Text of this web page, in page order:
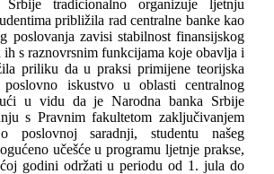
Srbije tradicionalno organizuje ljetnju
približila rad centralne banke kao
poslovanja zavisi stabilnost finansijskog
ih s raznovrsnim funkcijama koje obavlja i
priliku da u praksi primijene teorijska
iskustvo u oblasti centralnog
u vidu da je Narodna banka Srbije
s Pravnim fakultetom zaključivanjem
poslovnoj saradnji, studentu našeg
učešće u programu ljetnje prakse,
godini održati u periodu od 1. jula do